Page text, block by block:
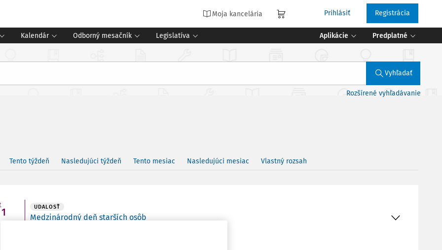
Moja kancelária Prihlásiť Registrácia
Kalendár Odborný mesačník Legislatíva Aplikácie Predplatné
Vyhľadať
Rozšírené vyhľadávanie
Tento týždeň Nasledujúci týždeň Tento mesiac Nasledujúci mesiac Vlastný rozsah
1 UDALOSŤ
Medzinárodný deň starších osôb